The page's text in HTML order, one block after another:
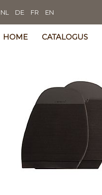
NL DE FR EN
HOME CATALOGUS
the
images